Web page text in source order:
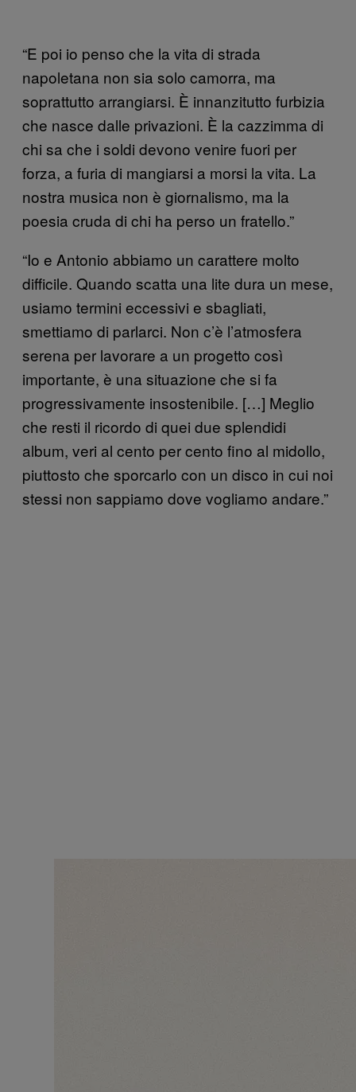
“E poi io penso che la vita di strada
napoletana non sia solo camorra, ma
soprattutto arrangiarsi. È innanzitutto furbizia
che nasce dalle privazioni. È la cazzimma di
chi sa che i soldi devono venire fuori per
forza, a furia di mangiarsi a morsi la vita. La
nostra musica non è giornalismo, ma la
poesia cruda di chi ha perso un fratello.”
“Io e Antonio abbiamo un carattere molto
difficile. Quando scatta una lite dura un mese,
usiamo termini eccessivi e sbagliati,
smettiamo di parlarci. Non c’è l’atmosfera
serena per lavorare a un progetto così
importante, è una situazione che si fa
progressivamente insostenibile. […] Meglio
che resti il ricordo di quei due splendidi
album, veri al cento per cento fino al midollo,
piuttosto che sporcarlo con un disco in cui noi
stessi non sappiamo dove vogliamo andare.”